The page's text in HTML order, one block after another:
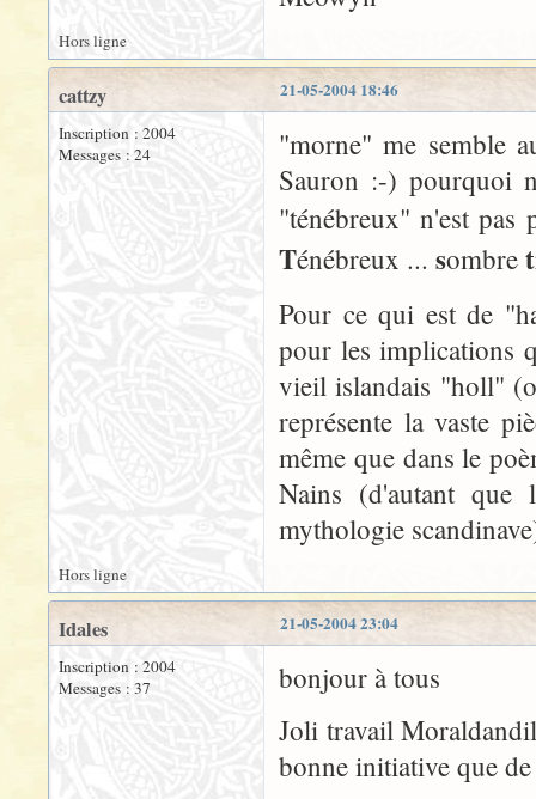
Hors ligne
21-05-2004 18:46
cattzy
Inscription : 2004
Messages : 24
"morne" me semble
Sauron :-) pourquoi
"ténébreux" n'est
Ténébreux ... sombre t
Pour ce qui est de
pour les implications
vieil islandais "holl"
représente la vaste
même que dans le
Nains (d'autant que
mythologie
Hors ligne
21-05-2004 23:04
Idales
Inscription : 2004
Messages : 37
bonjour à tous
Joli travail
bonne initiative que